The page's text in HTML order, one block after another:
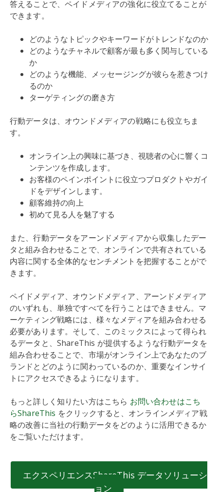
答えることで、ペイドメディアの強化に役立てることが
できます。
どのようなトピックやキーワードがトレンドなのか
どのようなチャネルで顧客が最も多く関与している
か
どのような機能、メッセージングが彼らを惹きつけ
るのか
ターゲティングの磨き方
行動データは、オウンドメディアの戦略にも役立ちま
す。
オンライン上の興味に基づき、視聴者の心に響くコ
ンテンツを作成します。
お客様のペインポイントに役立つプロダクトやガイ
ドをデザインします。
顧客維持の向上
初めて見る人を魅了する
また、行動データをアーンドメディアから収集したデー
タと組み合わせることで、オンラインで共有されている
内容に関する全体的なセンチメントを把握することがで
きます。
ペイドメディア、オウンドメディア、アーンドメディア
のいずれも、単独ですべてを行うことはできません。マ
ーケティング戦略には、様々なメディアを組み合わせる
必要があります。そして、このミックスによって得られ
るデータと、ShareThis が提供するような行動データを
組み合わせることで、市場がオンライン上であなたのブ
ランドとどのように関わっているのか、重要なインサイ
トにアクセスできるようになります。
もっと詳しく知りたい方はこちら お問い合わせはこち
らShareThis をクリックすると、オンラインメディア戦
略の改善に当社の行動データをどのように活用できるか
をご覧いただけます。
エクスペリエンスShareThis データソリューシ
ョン